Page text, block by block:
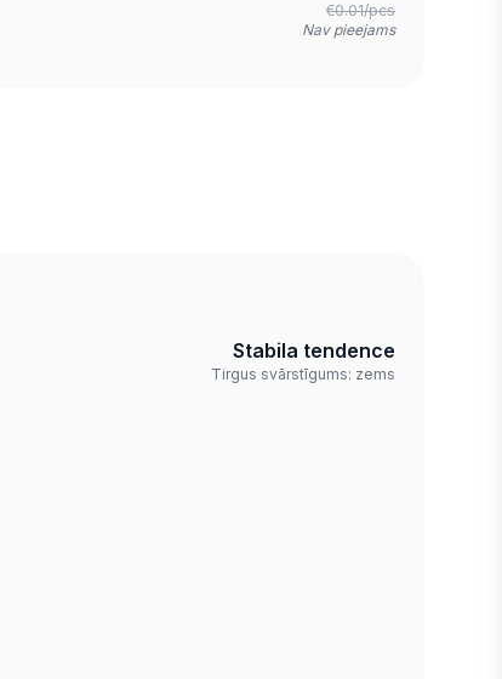
€0.01/pcs
Nav pieejams
Stabila tendence
Tirgus svārstīgums: zems